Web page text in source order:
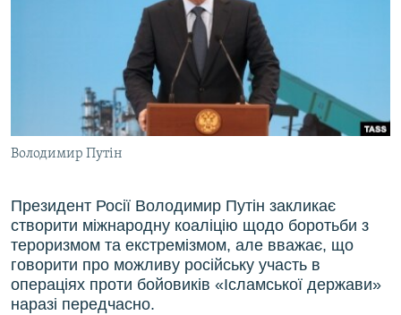
ВІДЕОУРОКИ «ELIFBE»
СВІДЧЕННЯ ОКУПАЦІЇ
УКРАЇНСЬКА ПРОБЛЕМА КРИМУ
ІНФОГРАФІКА
ЯК ОБІЙТИ БЛОКУВАННЯ
Qırımtatar
ДОЛУЧАЙСЯ!
Усі сайти RFE/RL
Володимир Путін
Президент Росії Володимир Путін закликає
створити міжнародну коаліцію щодо боротьби з
тероризмом та екстремізмом, але вважає, що
говорити про можливу російську участь в
операціях проти бойовиків «Ісламської держави»
наразі передчасно.